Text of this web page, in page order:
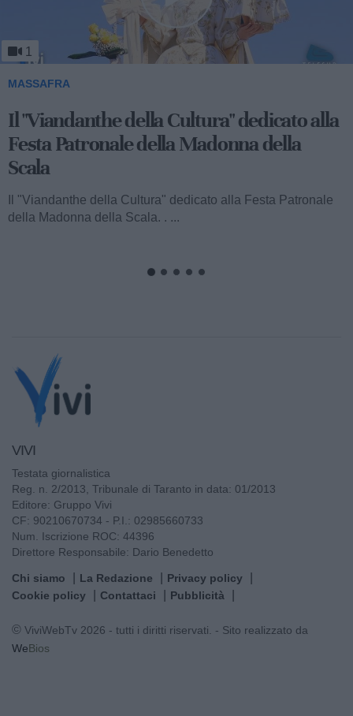
1
MASSAFRA
Viandanthe della Cultura: la "Chiesa
Rupestre della Buona Nuova"
Ecco a voi il terzo speciale del "Viandanthe della Cultura"
dedicato alla Madonna della Scala. Vi porteremo alla
scoperta della "Chiesa...
VIVI
Testata giornalistica
Reg. n. 2/2013, Tribunale di Taranto in data: 01/2013
Editore: Gruppo Vivi
CF: 90210670734 - P.I.: 02985660733
Num. Iscrizione ROC: 44396
Direttore Responsabile: Dario Benedetto
Chi siamo La Redazione
Privacy policy
Cookie policy
Contattaci Pubblicità
© ViviWebTv 2026 - tutti i diritti riservati. - Sito realizzato da
WeBios